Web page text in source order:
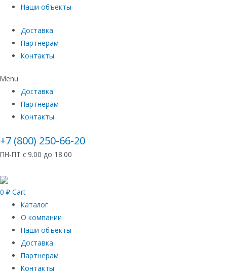
Наши объекты
Доставка
Партнерам
Контакты
Menu
Доставка
Партнерам
Контакты
+7 (800) 250-66-20
ПН-ПТ с 9.00 до 18.00
0 ₽ Cart
Каталог
О компании
Наши объекты
Доставка
Партнерам
Контакты